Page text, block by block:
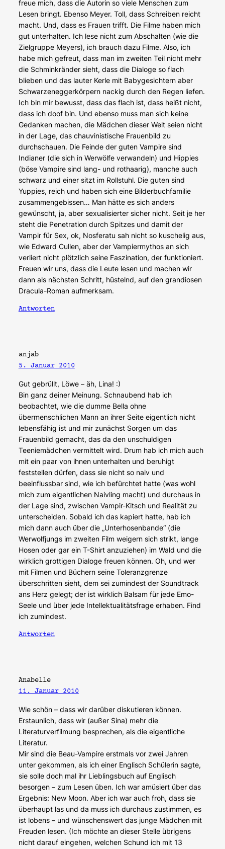
freue mich, dass die Autorin so viele Menschen zum
Lesen bringt. Ebenso Meyer. Toll, dass Schreiben reicht
macht. Und, dass es Frauen trifft. Die Filme haben mich
gut unterhalten. Ich lese nicht zum Abschalten (wie die
Zielgruppe Meyers), ich brauch dazu Filme. Also, ich
habe mich gefreut, dass man im zweiten Teil nicht mehr
die Schminkränder sieht, dass die Dialoge so flach
blieben und das lauter Kerle mit Babygesichtern aber
Schwarzeneggerkörpern nackig durch den Regen liefen.
Ich bin mir bewusst, dass das flach ist, dass heißt nicht,
dass ich doof bin. Und ebenso muss man sich keine
Gedanken machen, die Mädchen dieser Welt seien nicht
in der Lage, das chauvinistische Frauenbild zu
durchschauen. Die Feinde der guten Vampire sind
Indianer (die sich in Werwölfe verwandeln) und Hippies
(böse Vampire sind lang- und rothaarig), manche auch
schwarz und einer sitzt im Rollstuhl. Die guten sind
Yuppies, reich und haben sich eine Bilderbuchfamilie
zusammengebissen… Man hätte es sich anders
gewünscht, ja, aber sexualisierter sicher nicht. Seit je her
steht die Penetration durch Spitzes und damit der
Vampir für Sex, ok, Nosferatu sah nicht so kuschelig aus,
wie Edward Cullen, aber der Vampiermythos an sich
verliert nicht plötzlich seine Faszination, der funktioniert.
Freuen wir uns, dass die Leute lesen und machen wir
dann als nächsten Schritt, hüstelnd, auf den grandiosen
Dracula-Roman aufmerksam.
Antworten
anjab
5. Januar 2010
Gut gebrüllt, Löwe – äh, Lina! :)
Bin ganz deiner Meinung. Schnaubend hab ich
beobachtet, wie die dumme Bella ohne
übermenschlichen Mann an ihrer Seite eigentlich nicht
lebensfähig ist und mir zunächst Sorgen um das
Frauenbild gemacht, das da den unschuldigen
Teeniemädchen vermittelt wird. Drum hab ich mich auch
mit ein paar von ihnen unterhalten und beruhigt
feststellen dürfen, dass sie nicht so naiv und
beeinflussbar sind, wie ich befürchtet hatte (was wohl
mich zum eigentlichen Naivling macht) und durchaus in
der Lage sind, zwischen Vampir-Kitsch und Realität zu
unterscheiden. Sobald ich das kapiert hatte, hab ich
mich dann auch über die „Unterhosenbande“ (die
Werwolfjungs im zweiten Film weigern sich strikt, lange
Hosen oder gar ein T-Shirt anzuziehen) im Wald und die
wirklich grottigen Dialoge freuen können. Oh, und wer
mit Filmen und Büchern seine Toleranzgrenze
überschritten sieht, dem sei zumindest der Soundtrack
ans Herz gelegt; der ist wirklich Balsam für jede Emo-
Seele und über jede Intellektualitätsfrage erhaben. Find
ich zumindest.
Antworten
Anabelle
11. Januar 2010
Wie schön – dass wir darüber diskutieren können.
Erstaunlich, dass wir (außer Sina) mehr die
Literaturverfilmung besprechen, als die eigentliche
Literatur.
Mir sind die Beau-Vampire erstmals vor zwei Jahren
unter gekommen, als ich einer Englisch Schülerin sagte,
sie solle doch mal ihr Lieblingsbuch auf Englisch
besorgen – zum Lesen üben. Ich war amüsiert über das
Ergebnis: New Moon. Aber ich war auch froh, dass sie
überhaupt las und da muss ich durchaus zustimmen, es
ist lobens – und wünschenswert das junge Mädchen mit
Freuden lesen. (Ich möchte an dieser Stelle übrigens
nicht darauf eingehen, welchen Schund ich mit 13